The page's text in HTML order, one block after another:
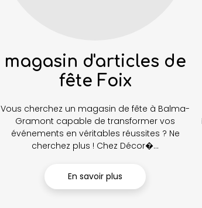
magasin d'articles de
fête Foix
Vous cherchez un magasin de fête à Balma-
Gramont capable de transformer vos
événements en véritables réussites ? Ne
cherchez plus ! Chez Décor�...
En savoir plus